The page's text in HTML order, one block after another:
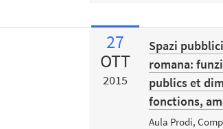
27
OTT
2015
Spazi
romana:
publics et
fonctions,
Aula Prodi,